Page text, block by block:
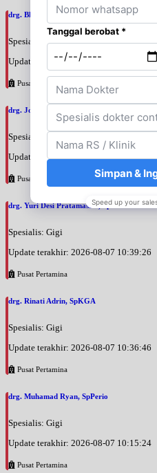
drg. Bhunga Ayuningtias, SpPros
Spesialis: Gigi
Update terakhir: 2026-08-07 11:28:10
Pusat Pertamina
drg. Joko Prihantono, SpPros
Spesialis: Gigi
Update terakhir: 2026-08-07 11:26:00
Pusat Pertamina
drg. Yuri Desi Pratamasari, SpKGA
Spesialis: Gigi
Update terakhir: 2026-08-07 10:39:26
Pusat Pertamina
drg. Rinati Adrin, SpKGA
Spesialis: Gigi
Update terakhir: 2026-08-07 10:36:46
Pusat Pertamina
drg. Muhamad Ryan, SpPerio
Spesialis: Gigi
Update terakhir: 2026-08-07 10:15:24
Pusat Pertamina